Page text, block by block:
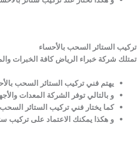
تركيب الستائر السحب بالأحساء
تمتلك شركة خبراء الرياض كافة الخبرات
يهتم فني تركيب الستائر السحب
و بالتالي توفر الشركة المعدات
كما يختار فني تركيب الستائر
و هكذا يمكنك الاعتماد على تركيب